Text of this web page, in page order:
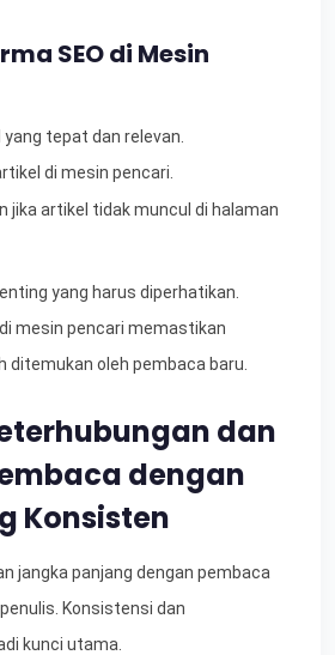
SEO di Mesin
tepat dan relevan.
di mesin pencari.
jika artikel tidak muncul di halaman
yang harus diperhatikan.
di mesin pencari memastikan
ditemukan oleh pembaca baru.
dan
dengan
Konsisten
jangka panjang dengan pembaca
Konsistensi dan
kunci utama.